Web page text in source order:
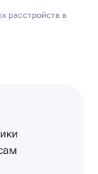
расстройств в